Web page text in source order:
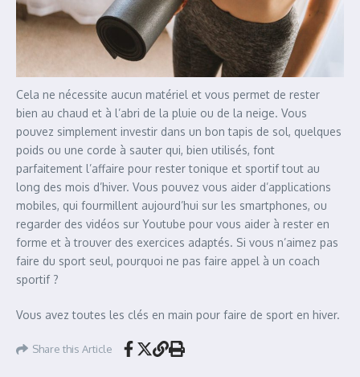
Cela ne nécessite aucun matériel et vous permet de rester
bien au chaud et à l’abri de la pluie ou de la neige. Vous
pouvez simplement investir dans un bon tapis de sol, quelques
poids ou une corde à sauter qui, bien utilisés, font
parfaitement l’affaire pour rester tonique et sportif tout au
long des mois d’hiver. Vous pouvez vous aider d’applications
mobiles, qui fourmillent aujourd’hui sur les smartphones, ou
regarder des vidéos sur Youtube pour vous aider à rester en
forme et à trouver des exercices adaptés. Si vous n’aimez pas
faire du sport seul, pourquoi ne pas faire appel à un coach
sportif ?
Vous avez toutes les clés en main pour faire de sport en hiver.
Share this Article